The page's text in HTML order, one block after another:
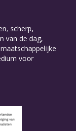
scherp,
van de dag,
voor